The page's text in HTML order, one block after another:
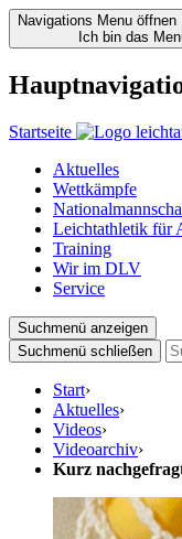
Navigations Menu öffnen
Ich bin das
Startseite
Aktuelles
Wettkämpfe
Leichtathletik für
Training
Wir im DLV
Service
Suchmenü anzeigen
Suchmenü schließen
Start›
Aktuelles›
Videos›
Videoarchiv›
Kurz